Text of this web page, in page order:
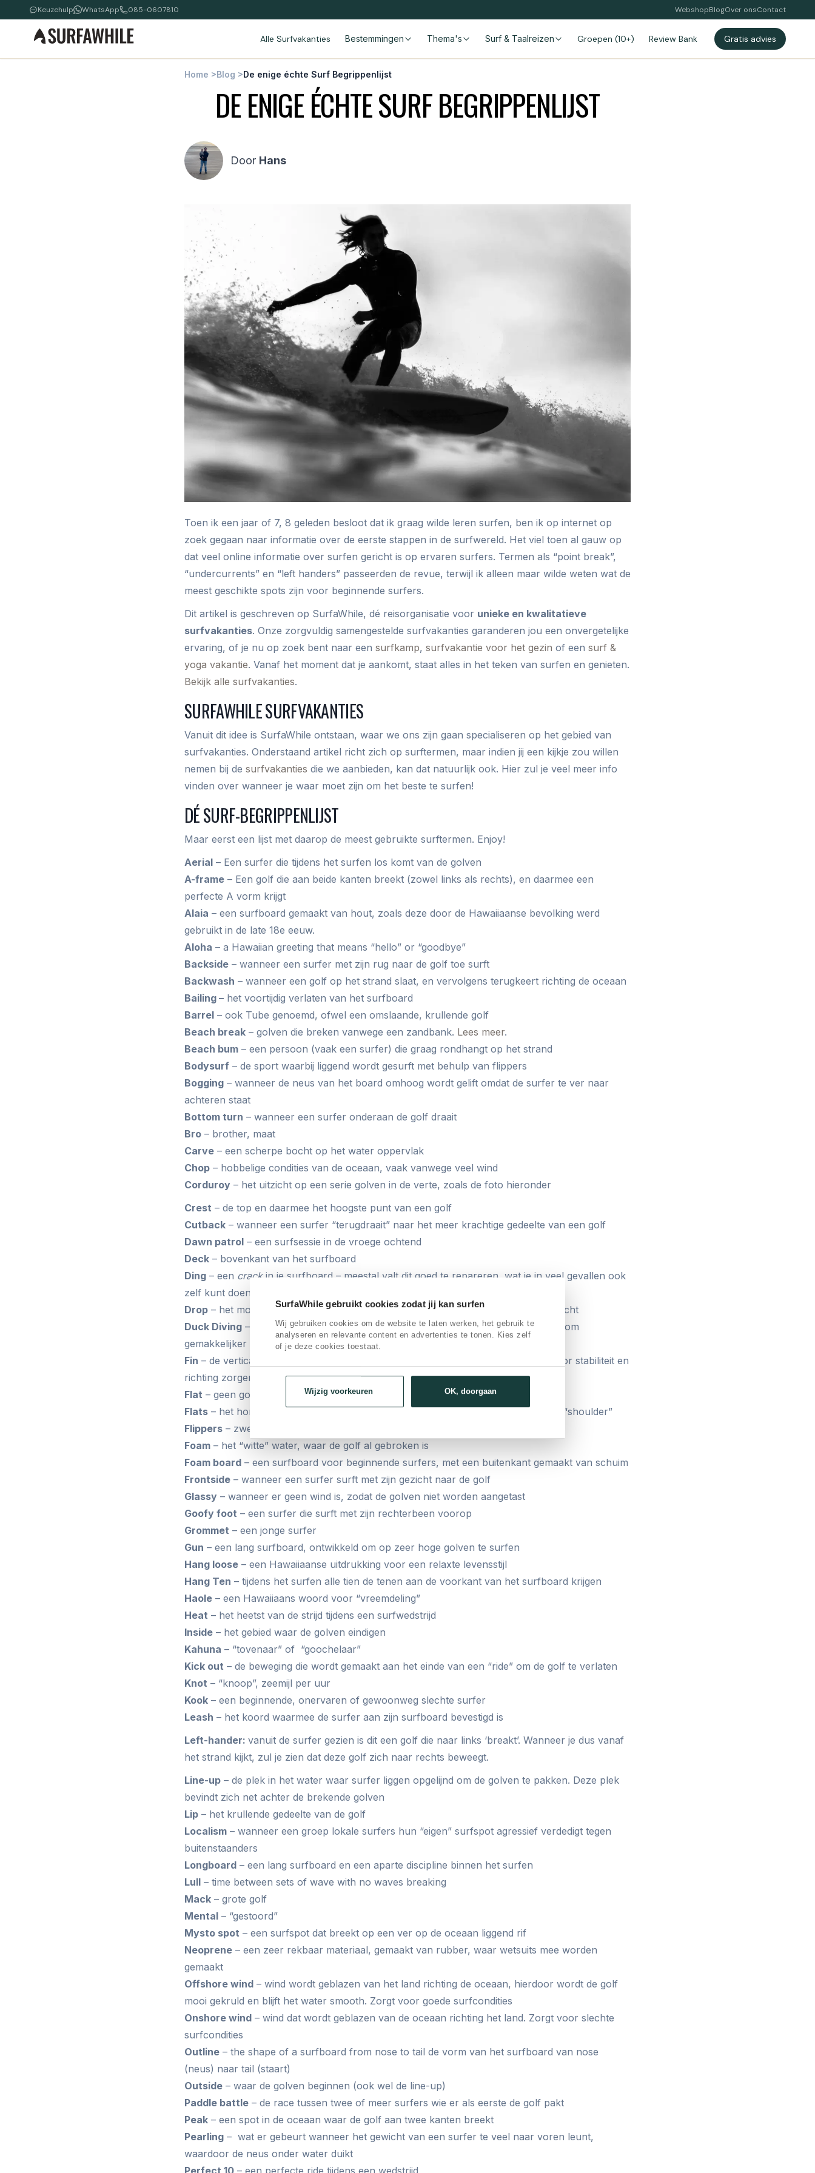
SurfaWhile gebruikt cookies zodat jij kan surfen
Wij gebruiken cookies om de website te laten werken, het gebruik te
analyseren en relevante content en advertenties te tonen. Kies zelf
of je deze cookies toestaat.
Wijzig voorkeuren OK, doorgaan
Keuzehulp WhatsApp 085-0607810 WebshopBlogOver onsContact
Alle Surfvakanties Bestemmingen Thema's Surf & Taalreizen Groepen (10+) Review Bank Gratis advies
Home >Blog >De enige échte Surf Begrippenlijst
DE ENIGE ÉCHTE SURF BEGRIPPENLIJST
Door Hans
Toen ik een jaar of 7, 8 geleden besloot dat ik graag wilde leren surfen, ben ik op internet op
zoek gegaan naar informatie over de eerste stappen in de surfwereld. Het viel toen al gauw op
dat veel online informatie over surfen gericht is op ervaren surfers. Termen als “point break”,
“undercurrents” en “left handers” passeerden de revue, terwijl ik alleen maar wilde weten wat de
meest geschikte spots zijn voor beginnende surfers.
Dit artikel is geschreven op SurfaWhile, dé reisorganisatie voor unieke en kwalitatieve
surfvakanties. Onze zorgvuldig samengestelde surfvakanties garanderen jou een onvergetelijke
ervaring, of je nu op zoek bent naar een surfkamp, surfvakantie voor het gezin of een surf &
yoga vakantie. Vanaf het moment dat je aankomt, staat alles in het teken van surfen en genieten.
Bekijk alle surfvakanties.
SURFAWHILE SURFVAKANTIES
Vanuit dit idee is SurfaWhile ontstaan, waar we ons zijn gaan specialiseren op het gebied van
surfvakanties. Onderstaand artikel richt zich op surftermen, maar indien jij een kijkje zou willen
nemen bij de surfvakanties die we aanbieden, kan dat natuurlijk ook. Hier zul je veel meer info
vinden over wanneer je waar moet zijn om het beste te surfen!
DÉ SURF-BEGRIPPENLIJST
Maar eerst een lijst met daarop de meest gebruikte surftermen. Enjoy!
Aerial – Een surfer die tijdens het surfen los komt van de golven
A-frame – Een golf die aan beide kanten breekt (zowel links als rechts), en daarmee een
perfecte A vorm krijgt
Alaia – een surfboard gemaakt van hout, zoals deze door de Hawaiiaanse bevolking werd
gebruikt in de late 18e eeuw.
Aloha – a Hawaiian greeting that means “hello” or “goodbye”
Backside – wanneer een surfer met zijn rug naar de golf toe surft
Backwash – wanneer een golf op het strand slaat, en vervolgens terugkeert richting de oceaan
Bailing – het voortijdig verlaten van het surfboard
Barrel – ook Tube genoemd, ofwel een omslaande, krullende golf
Beach break – golven die breken vanwege een zandbank. Lees meer.
Beach bum – een persoon (vaak een surfer) die graag rondhangt op het strand
Bodysurf – de sport waarbij liggend wordt gesurft met behulp van flippers
Bogging – wanneer de neus van het board omhoog wordt gelift omdat de surfer te ver naar
achteren staat
Bottom turn – wanneer een surfer onderaan de golf draait
Bro – brother, maat
Carve – een scherpe bocht op het water oppervlak
Chop – hobbelige condities van de oceaan, vaak vanwege veel wind
Corduroy – het uitzicht op een serie golven in de verte, zoals de foto hieronder
Crest – de top en daarmee het hoogste punt van een golf
Cutback – wanneer een surfer “terugdraait” naar het meer krachtige gedeelte van een golf
Dawn patrol – een surfsessie in de vroege ochtend
Deck – bovenkant van het surfboard
Ding – een crackin je surfboard – meestal valt dit goed te repareren, wat je in veel gevallen ook
zelf kunt doen!
Drop – het moment vlak na het opstaan op het board, maar net voor de eerste bocht
Duck Diving – the techniek waarbij het surfboard onder de golven wordt geduwd, om
gemakkelijker door de brekende golven te komen
Fin – de verticaal gemonteerde “vleugels” aan de achterkant van een board die voor stabiliteit en
richting zorgen
Flat – geen golven, dus geen surf
Flats – het horizontale gedeelte aan de bovenkant van de golven, ook bekend als “shoulder”
Flippers – zwemvliezen
Foam – het “witte” water, waar de golf al gebroken is
Foam board – een surfboard voor beginnende surfers, met een buitenkant gemaakt van schuim
Frontside – wanneer een surfer surft met zijn gezicht naar de golf
Glassy – wanneer er geen wind is, zodat de golven niet worden aangetast
Goofy foot – een surfer die surft met zijn rechterbeen voorop
Grommet – een jonge surfer
Gun – een lang surfboard, ontwikkeld om op zeer hoge golven te surfen
Hang loose – een Hawaiiaanse uitdrukking voor een relaxte levensstijl
Hang Ten – tijdens het surfen alle tien de tenen aan de voorkant van het surfboard krijgen
Haole – een Hawaiiaans woord voor “vreemdeling”
Heat – het heetst van de strijd tijdens een surfwedstrijd
Inside – het gebied waar de golven eindigen
Kahuna – “tovenaar” of “goochelaar”
Kick out – de beweging die wordt gemaakt aan het einde van een “ride” om de golf te verlaten
Knot – “knoop”, zeemijl per uur
Kook – een beginnende, onervaren of gewoonweg slechte surfer
Leash – het koord waarmee de surfer aan zijn surfboard bevestigd is
Left-hander: vanuit de surfer gezien is dit een golf die naar links ‘breakt’. Wanneer je dus vanaf
het strand kijkt, zul je zien dat deze golf zich naar rechts beweegt.
Line-up – de plek in het water waar surfer liggen opgelijnd om de golven te pakken. Deze plek
bevindt zich net achter de brekende golven
Lip – het krullende gedeelte van de golf
Localism – wanneer een groep lokale surfers hun “eigen” surfspot agressief verdedigt tegen
buitenstaanders
Longboard – een lang surfboard en een aparte discipline binnen het surfen
Lull – time between sets of wave with no waves breaking
Mack – grote golf
Mental – “gestoord”
Mysto spot – een surfspot dat breekt op een ver op de oceaan liggend rif
Neoprene – een zeer rekbaar materiaal, gemaakt van rubber, waar wetsuits mee worden
gemaakt
Offshore wind – wind wordt geblazen van het land richting de oceaan, hierdoor wordt de golf
mooi gekruld en blijft het water smooth. Zorgt voor goede surfcondities
Onshore wind – wind dat wordt geblazen van de oceaan richting het land. Zorgt voor slechte
surfcondities
Outline – the shape of a surfboard from nose to tail de vorm van het surfboard van nose
(neus) naar tail (staart)
Outside – waar de golven beginnen (ook wel de line-up)
Paddle battle – de race tussen twee of meer surfers wie er als eerste de golf pakt
Peak – een spot in de oceaan waar de golf aan twee kanten breekt
Pearling – wat er gebeurt wanneer het gewicht van een surfer te veel naar voren leunt,
waardoor de neus onder water duikt
Perfect 10 – een perfecte ride tijdens een wedstrijd